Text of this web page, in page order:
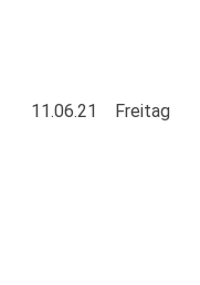
11.06.21 Freitag